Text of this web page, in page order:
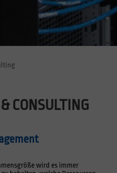
CONSULTING
wird es immer